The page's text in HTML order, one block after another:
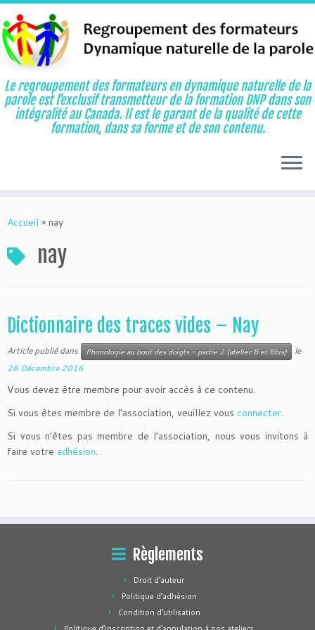
au
Le regroupement des formateurs en dynamique naturelle de la
parole est l’exclusif transmetteur de la formation DNP dans son
intégralité au Canada. Il est le garant de la qualité de cette
formation, dans sa forme et de son contenu.
Accueil » nay
nay
Dictionnaire des traces vides – Nay
Article publié dans Phonologie au bout des doigts – partie 2 (atelier B et Bbis)
le
28 Décembre 2016
Vous devez être membre pour avoir accès à ce contenu.
Si vous êtes membre de l’association, veuillez vous connecter.
Si vous n’êtes pas membre de l’association, nous vous invitons à
faire votre adhésion.
Règlements
Droit d’auteur
Politique d’adhésion
Condition d’utilisation